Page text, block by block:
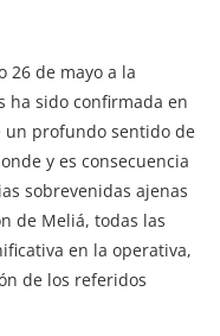
26 de mayo a la
ha sido confirmada en
un profundo sentido de
y es consecuencia
sobrevenidas ajenas
de Meliá, todas las
en la operativa,
de los referidos